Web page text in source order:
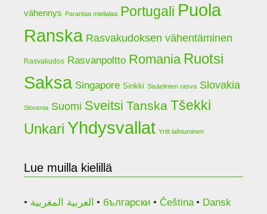
vähennys Parantaa mielialaa Portugali Puola
Ranska Rasvakudoksen vähentäminen
Rasvakudos Rasvanpoltto Romania Ruotsi
Saksa Singapore Sinkki Sisäelinten rasva Slovakia
Slovenia Suomi Sveitsi Tanska Tšekki
Unkari Yhdysvallat Yrtit laihtuminen
Lue muilla kielillä
العربية المغربية български Čeština
Dansk